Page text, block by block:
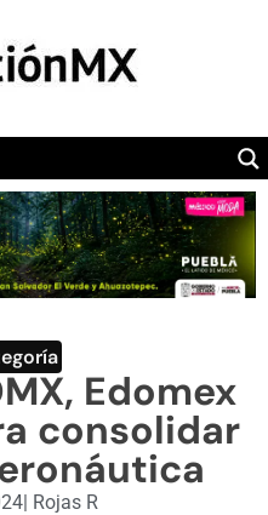
Edomex
consolidar
| Rojas R